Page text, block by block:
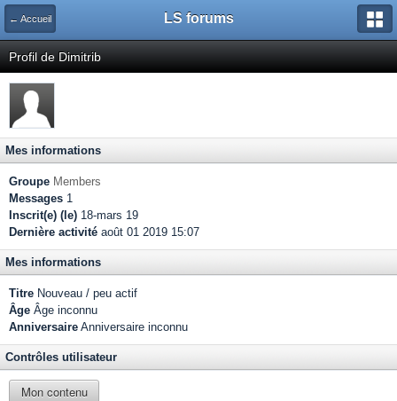
← Accueil LS forums
Profil de Dimitrib
Mes informations
Groupe Members
Messages 1
Inscrit(e) (le) 18-mars 19
Dernière activité août 01 2019 15:07
Mes informations
Titre Nouveau / peu actif
Âge Âge inconnu
Anniversaire Anniversaire inconnu
Contrôles utilisateur
Mon contenu